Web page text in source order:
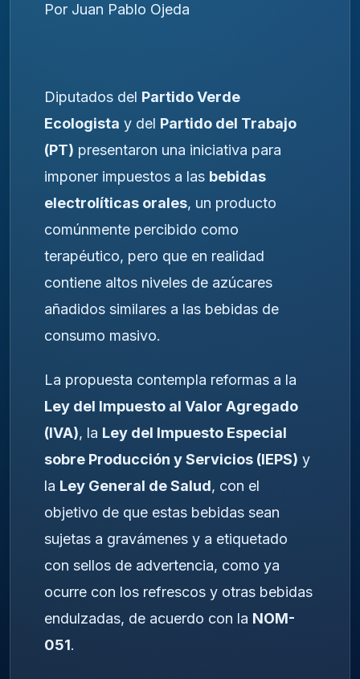
Por Juan Pablo Ojeda
Diputados del Partido Verde
Ecologista y del Partido del Trabajo
(PT) presentaron una iniciativa para
imponer impuestos a las bebidas
electrolíticas orales, un producto
comúnmente percibido como
terapéutico, pero que en realidad
contiene altos niveles de azúcares
añadidos similares a las bebidas de
consumo masivo.
La propuesta contempla reformas a la
Ley del Impuesto al Valor Agregado
(IVA), la Ley del Impuesto Especial
sobre Producción y Servicios (IEPS) y
la Ley General de Salud, con el
objetivo de que estas bebidas sean
sujetas a gravámenes y a etiquetado
con sellos de advertencia, como ya
ocurre con los refrescos y otras bebidas
endulzadas, de acuerdo con la NOM-
051.